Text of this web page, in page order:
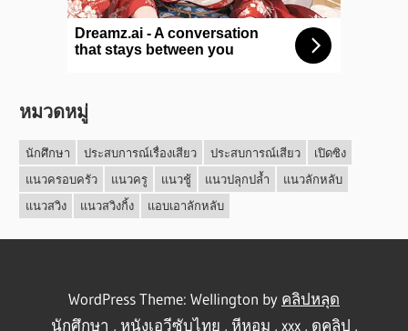
หมวดหมู่
นักศึกษา ประสบการณ์เรื่องเสียว ประสบการณ์เสียว
เปิดซิง
แนวครอบครัว
แนวครู แนวชู้ แนวปลุกปล้ำ
แนวลักหลับ
แนวสวิง
แนวสวิงกิ้ง แอบเอาลักหลับ
WordPress Theme: Wellington by คลิปหลุด
นักศึกษา , หนังเอวีซับไทย , หีหอม , xxx, ดูคลิป ,